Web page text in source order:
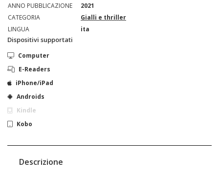
ANNO PUBBLICAZIONE
2021
CATEGORIA
Gialli e thriller
LINGUA
ita
Dispositivi supportati
Computer
E-Readers
iPhone/iPad
Androids
Kindle
Kobo
Descrizione